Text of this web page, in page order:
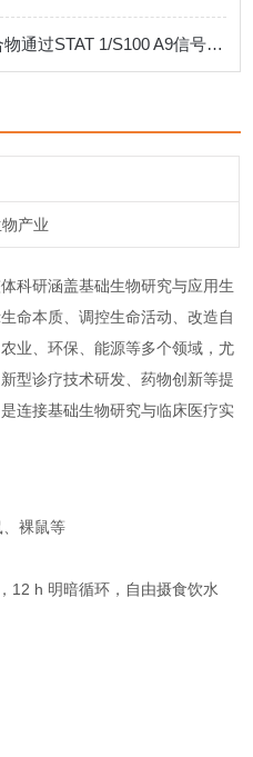
瑞香狼毒根大环二萜类化合物通过STAT 1/S100 A9信号通路减轻银屑病样炎症
产业
科研涵盖基础生物研究与应用生
命本质、调控生命活动、改造自
业、环保、能源等多个领域，尤
型诊疗技术研发、药物创新等提
连接基础生物研究与临床医疗实
裸鼠等
12 h 明暗循环，自由摄食饮水